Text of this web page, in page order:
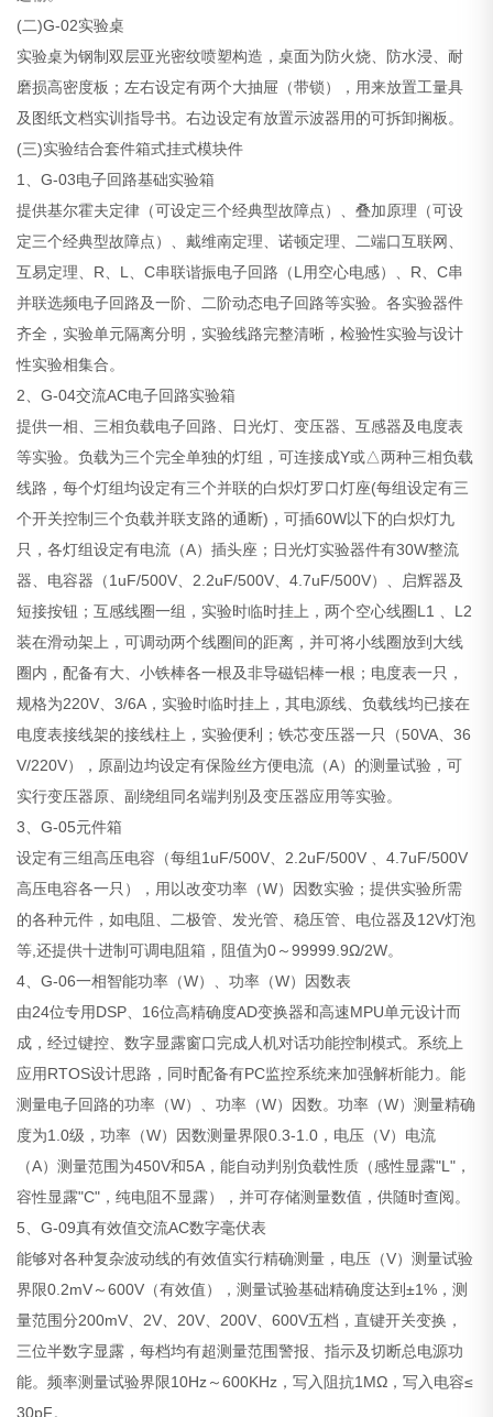
(二)G-02实验桌
实验桌为钢制双层亚光密纹喷塑构造，桌面为防火烧、防水浸、耐
磨损高密度板；左右设定有两个大抽屉（带锁），用来放置工量具
及图纸文档实训指导书。右边设定有放置示波器用的可拆卸搁板。
(三)实验结合套件箱式挂式模块件
1、G-03电子回路基础实验箱
提供基尔霍夫定律（可设定三个经典型故障点）、叠加原理（可设
定三个经典型故障点）、戴维南定理、诺顿定理、二端口互联网、
互易定理、R、L、C串联谐振电子回路（L用空心电感）、R、C串
并联选频电子回路及一阶、二阶动态电子回路等实验。各实验器件
齐全，实验单元隔离分明，实验线路完整清晰，检验性实验与设计
性实验相集合。
2、G-04交流AC电子回路实验箱
提供一相、三相负载电子回路、日光灯、变压器、互感器及电度表
等实验。负载为三个完全单独的灯组，可连接成Y或△两种三相负载
线路，每个灯组均设定有三个并联的白炽灯罗口灯座(每组设定有三
个开关控制三个负载并联支路的通断)，可插60W以下的白炽灯九
只，各灯组设定有电流（A）插头座；日光灯实验器件有30W整流
器、电容器（1uF/500V、2.2uF/500V、4.7uF/500V）、启辉器及
短接按钮；互感线圈一组，实验时临时挂上，两个空心线圈L1 、L2
装在滑动架上，可调动两个线圈间的距离，并可将小线圈放到大线
圈内，配备有大、小铁棒各一根及非导磁铝棒一根；电度表一只，
规格为220V、3/6A，实验时临时挂上，其电源线、负载线均已接在
电度表接线架的接线柱上，实验便利；铁芯变压器一只（50VA、36
V/220V），原副边均设定有保险丝方便电流（A）的测量试验，可
实行变压器原、副绕组同名端判别及变压器应用等实验。
3、G-05元件箱
设定有三组高压电容（每组1uF/500V、2.2uF/500V 、4.7uF/500V
高压电容各一只），用以改变功率（W）因数实验；提供实验所需
的各种元件，如电阻、二极管、发光管、稳压管、电位器及12V灯泡
等,还提供十进制可调电阻箱，阻值为0～99999.9Ω/2W。
4、G-06一相智能功率（W）、功率（W）因数表
由24位专用DSP、16位高精确度AD变换器和高速MPU单元设计而
成，经过键控、数字显露窗口完成人机对话功能控制模式。系统上
应用RTOS设计思路，同时配备有PC监控系统来加强解析能力。能
测量电子回路的功率（W）、功率（W）因数。功率（W）测量精确
度为1.0级，功率（W）因数测量界限0.3-1.0，电压（V）电流
（A）测量范围为450V和5A，能自动判别负载性质（感性显露"L"，
容性显露"C"，纯电阻不显露），并可存储测量数值，供随时查阅。
5、G-09真有效值交流AC数字毫伏表
能够对各种复杂波动线的有效值实行精确测量，电压（V）测量试验
界限0.2mV～600V（有效值），测量试验基础精确度达到±1%，测
量范围分200mV、2V、20V、200V、600V五档，直键开关变换，
三位半数字显露，每档均有超测量范围警报、指示及切断总电源功
能。频率测量试验界限10Hz～600KHz，写入阻抗1MΩ，写入电容≤
30pF。